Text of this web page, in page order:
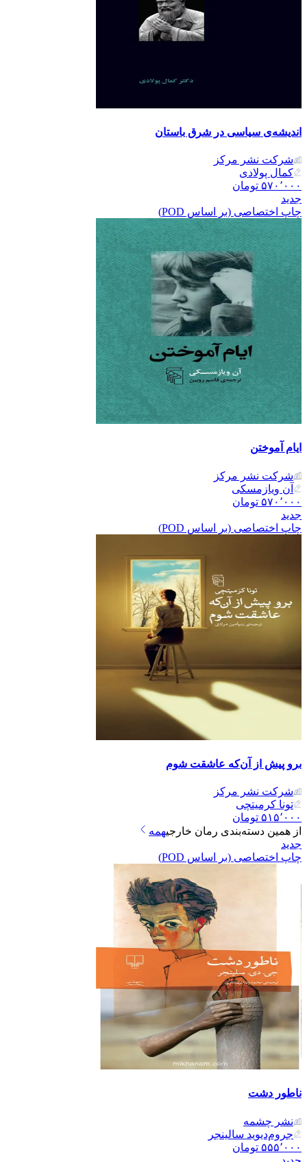
اندیشه‌ی سیاسی در شرق باستان
شرکت نشر مرکز
کمال پولادی
۵۷۰٬۰۰۰ تومان
جدید
چاپ اختصاصی (بر اساس POD)
ایام آموختن
شرکت نشر مرکز
آن ویازمسکی
۵۷۰٬۰۰۰ تومان
جدید
چاپ اختصاصی (بر اساس POD)
برو پیش از آن‌که عاشقت شوم
شرکت نشر مرکز
تونا کرمیتچی
۵۱۵٬۰۰۰ تومان
از همین دسته‌بندی رمان خارجیهمه
جدید
چاپ اختصاصی (بر اساس POD)
ناطور دشت
نشر‌ چشمه
جروم‌دیوید سالینجر
۵۵۵٬۰۰۰ تومان